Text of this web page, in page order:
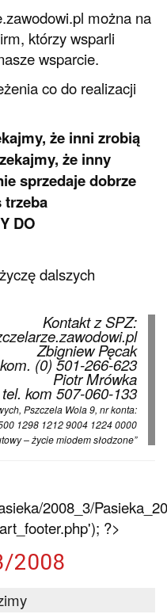
można na
którzy wsparli
wsparcie.
co do realizacji
że inni zrobią
że inny
sprzedaje dobrze
trzeba
DO
dalszych
Kontakt z SPZ:
Zbigniew Pęcak
(0) 501-266-623
Piotr Mrówka
tel. kom 507-060-133
Pszczela Wola 9, nr konta:
1298 1212 9004 1224 0000
– życie miodem słodzone”
2008_3/
?>
2008